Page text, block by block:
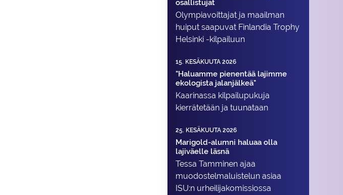
osallistujat
Olympiavoittajat ja maailman
huiput saapuvat Finlandia Trophy
Helsinki -kilpailuun
15. KESÄKUUTA 2026
"Haluamme pienentää lajimme
ekologista jalanjälkeä"
Kaarinassa kilpailupukuja
kierrätetään ja tuunataan
25. KESÄKUUTA 2026
Marigold-alumni haluaa olla
lajiväelle läsnä
Tessa Tamminen ajaa
muodostelma­luistelun asiaa
ISU:n urheilija­komissiossa